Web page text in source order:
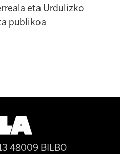
eta Urdulizko
publikoa
48009 BILBO